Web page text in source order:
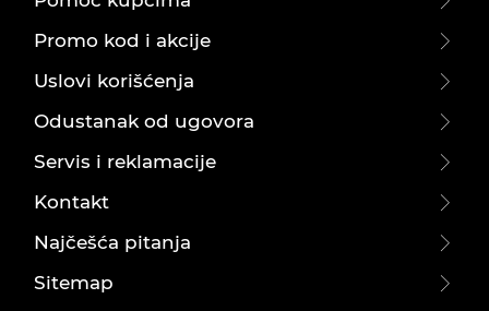
Promo kod i akcije
Uslovi korišćenja
Odustanak od ugovora
Servis i reklamacije
Kontakt
Najčešća pitanja
Sitemap